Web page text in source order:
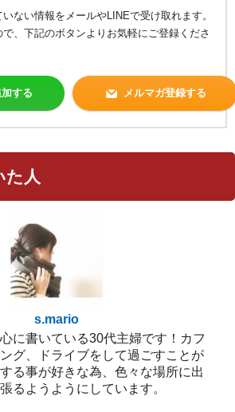
ない情報をメールやLINEで受け取れます。
、下記のボタンよりお気軽にご登録くださ
する メルマガ登録する
た人
s.mario
に書いている30代主婦です！カフ
グ、ドライブをして過ごすことが
る事が好きな為、色々な場所に出
るようようにしています。